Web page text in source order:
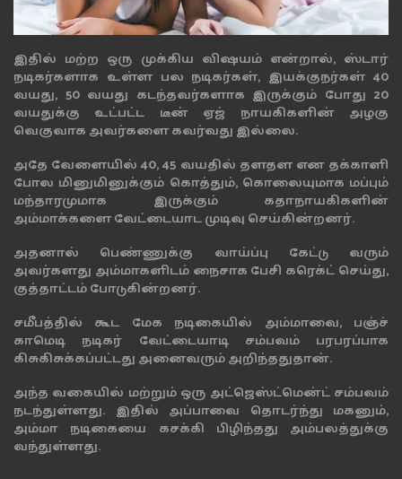
இதில் மற்ற ஒரு முக்கிய விஷயம் என்றால், ஸ்டார்
நடிகர்களாக உள்ள பல நடிகர்கள், இயக்குநர்கள் 40
வயது, 50 வயது கடந்தவர்களாக இருக்கும் போது 20
வயதுக்கு உட்பட்ட டீன் ஏஜ் நாயகிகளின் அழகு
வெகுவாக அவர்களை கவர்வது இல்லை.
அதே வேளையில் 40, 45 வயதில் தளதள என தக்காளி
போல மினுமினுக்கும் கொத்தும், கொலையுமாக மப்பும்
மந்தாரமுமாக இருக்கும் கதாநாயகிகளின்
அம்மாக்களை வேட்டையாட முடிவு செய்கின்றனர்.
அதனால் பெண்ணுக்கு வாய்ப்பு கேட்டு வரும்
அவர்களது அம்மாகளிடம் நைசாக பேசி கரெக்ட் செய்து,
குத்தாட்டம் போடுகின்றனர்.
சமீபத்தில் கூட மேக நடிகையில் அம்மாவை, பஞ்ச்
காமெடி நடிகர் வேட்டையாடி சம்பவம் பரபரப்பாக
கிசுகிசுக்கப்பட்டது அனைவரும் அறிந்ததுதான்.
அந்த வகையில் மற்றும் ஒரு அட்ஜெஸ்ட்மென்ட் சம்பவம்
நடந்துள்ளது. இதில் அப்பாவை தொடர்ந்து மகனும்,
அம்மா நடிகையை கசக்கி பிழிந்தது அம்பலத்துக்கு
வந்துள்ளது.